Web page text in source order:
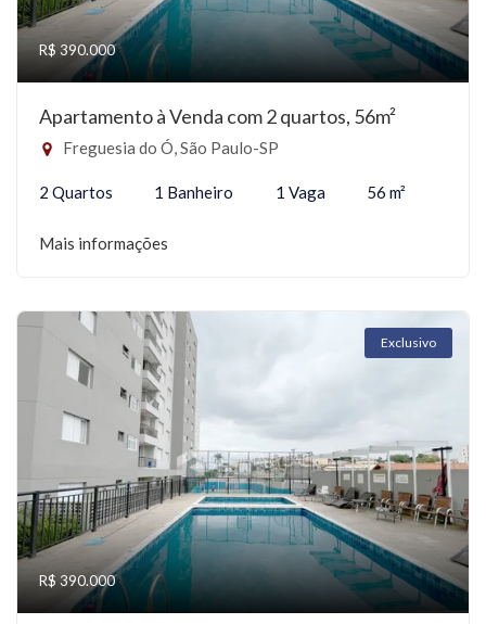
R$ 390.000
Apartamento à Venda com 2 quartos, 56m²
Freguesia do Ó, São Paulo-SP
2 Quartos 1 Banheiro 1 Vaga 56 m²
Mais informações
Exclusivo
R$ 390.000